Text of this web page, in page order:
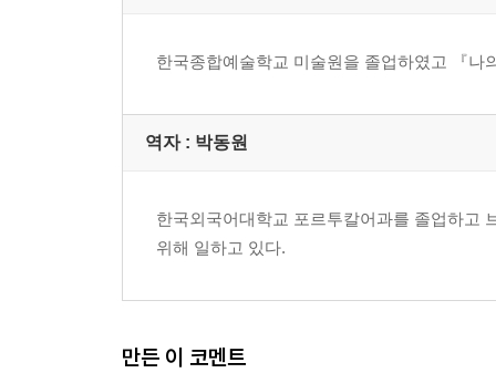
한국종합예술학교 미술원을 졸업하였고 『
역자 : 박동원
한국외국어대학교 포르투칼어과를 졸업하고
위해 일하고 있다.
만든 이 코멘트